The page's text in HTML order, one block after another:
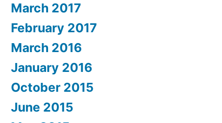
March 2017
February 2017
March 2016
January 2016
October 2015
June 2015